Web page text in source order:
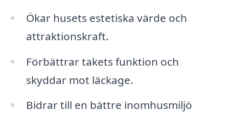
Ökar husets estetiska värde och
attraktionskraft.
Förbättrar takets funktion och
skyddar mot läckage.
Bidrar till en bättre inomhusmiljö